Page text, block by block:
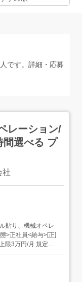
です。詳細・応募
レーション/
間選べる プ
社
貼り、機械オペレ
>正社員<給与>[正]
限3万円/月 規定あ
場あり八幡宿駅より
万円 (月給24万円